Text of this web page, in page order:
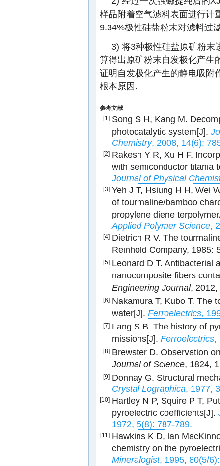
样品附着空气滤料表面进行计
9.34%极性硅盐粉末对滤料过
3) 将3种极性硅盐原矿粉末
算得出原矿粉末自发极化产生
证明自发极化产生的静电吸附
根本原因.
参考文献
[1] Song S H, Kang M.
photocatalytic system[J].
Chemistry, 2008, 14(6):
[2] Rakesh Y R, Xu H F.
with semiconductor titania
Journal of Physical
[3] Yeh J T, Hsiung H H, Wei
of tourmaline/bamboo
propylene diene
Applied Polymer Science,
[4] Dietrich R V. The
Reinhold Company, 1985:
[5] Leonard D T. Antibacterial
nanocomposite fibers
Engineering Journal, 2012,
[6] Nakamura T, Kubo T. The
water[J]. Ferroelectrics,
[7] Lang S B. The history of
missions[J]. Ferroelectrics,
[8] Brewster D. Observation
Journal of Science, 1824,
[9] Donnay G. Structural
Crystal Lographica, 1977,
[10] Hartley N P, Squire P T,
pyroelectric coefficients[J].
1972, 5(8): 787-789.
[11] Hawkins K D, lan
chemistry on the
Mineralogist, 1995, 80(5/